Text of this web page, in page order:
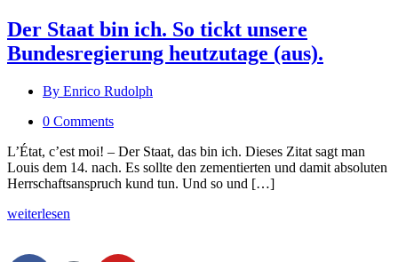
Der Staat bin ich. So tickt unsere
Bundesregierung heutzutage (aus).
By Enrico Rudolph
0 Comments
L’État, c’est moi! – Der Staat, das bin ich. Dieses Zitat sagt man
Louis dem 14. nach. Es sollte den zementierten und damit absoluten
Herrschaftsanspruch kund tun. Und so und […]
weiterlesen